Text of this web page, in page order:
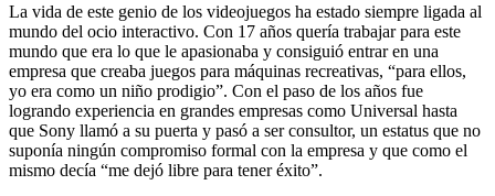
La vida de este genio de los videojuegos ha estado siempre ligada al
mundo del ocio interactivo. Con 17 años quería trabajar para este
mundo que era lo que le apasionaba y consiguió entrar en una
empresa que creaba juegos para máquinas recreativas, “para ellos,
yo era como un niño prodigio”. Con el paso de los años fue
logrando experiencia en grandes empresas como Universal hasta
que Sony llamó a su puerta y pasó a ser consultor, un estatus que no
suponía ningún compromiso formal con la empresa y que como el
mismo decía “me dejó libre para tener éxito”.